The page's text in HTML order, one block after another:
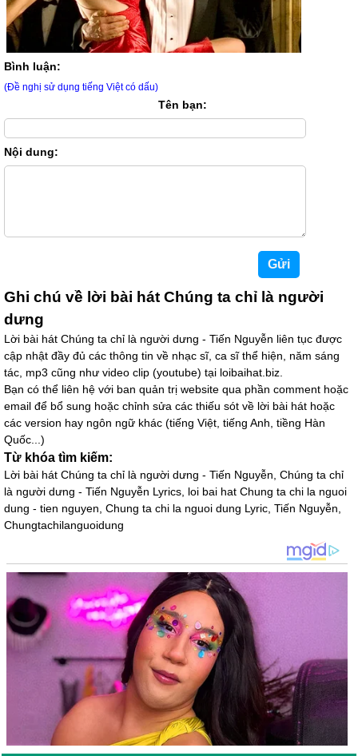
Bình luận:
(Đề nghị sử dụng tiếng Việt có dấu)
Tên bạn:
Nội dung:
Ghi chú về lời bài hát Chúng ta chỉ là người
dưng
Lời bài hát Chúng ta chỉ là người dưng - Tiến Nguyễn liên tục được
cập nhật đầy đủ các thông tin về nhạc sĩ, ca sĩ thể hiện, năm sáng
tác, mp3 cũng như video clip (youtube) tại loibaihat.biz.
Bạn có thể liên hệ với ban quản trị website qua phần comment hoặc
email để bổ sung hoặc chỉnh sửa các thiếu sót về lời bài hát hoặc
các version hay ngôn ngữ khác (tiếng Việt, tiếng Anh, tiềng Hàn
Quốc...)
Từ khóa tìm kiếm:
Lời bài hát Chúng ta chỉ là người dưng - Tiến Nguyễn, Chúng ta chỉ
là người dưng - Tiến Nguyễn Lyrics, loi bai hat Chung ta chi la nguoi
dung - tien nguyen, Chung ta chi la nguoi dung Lyric, Tiến Nguyễn,
Chungtachilanguoidung